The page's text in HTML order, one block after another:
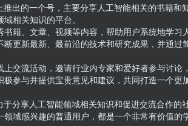
出的一个号，主要分享人工智能相关的书籍和
相关知识的平台。
籍、文章、视频等内容，帮助用户系统地学习
更新最新、最前沿的技术和研究成果，并通过
交流活动，邀请行业内专家和爱好者参与讨论
参与并提供宝贵意见和建议，共同打造一个更
分享人工智能领域相关知识和促进交流合作的
域感兴趣的普通用户，都是一个非常有价值的